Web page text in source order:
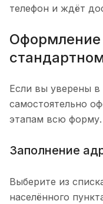
телефон и ждёт
Оформление
Если вы уверены
самостоятельно
этапам всю форму.
Заполнение
Выберите из
населённого